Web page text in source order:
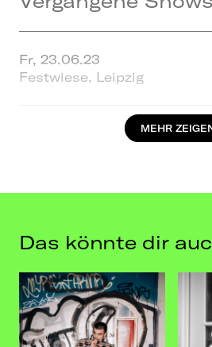
Fr, 23.06.23
Festwiese, Leipzig
Sa, 20.07.24
Filmnächte am Elbufer,
MEHR
Das könnte dir